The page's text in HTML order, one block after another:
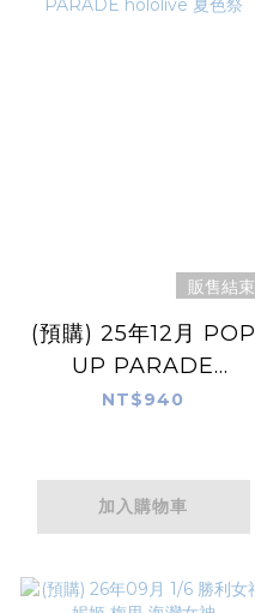
販售結束
(預購) 25年12月 POP
UP PARADE
hololive 夏色祭
NT$940
加入購物車